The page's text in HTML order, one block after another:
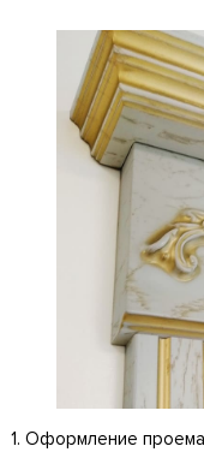
1. Оформление